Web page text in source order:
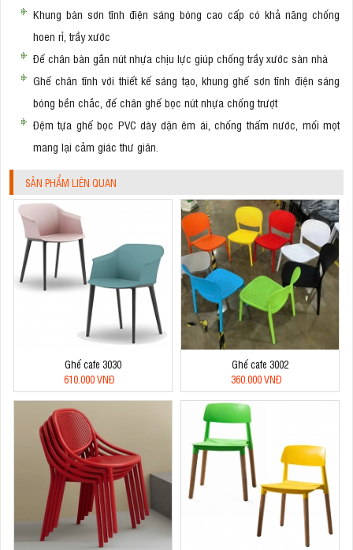
Khung bàn sơn tĩnh điện sáng bóng cao cấp có khả năng chống
hoen rỉ, trầy xước
Đế chân bàn gắn nút nhựa chịu lực giúp chống trầy xước sàn nhà
Ghế chân tĩnh với thiết kế sáng tạo, khung ghế sơn tĩnh điện sáng
bóng bền chắc, đế chân ghế bọc nút nhựa chống trượt
Đệm tựa ghế bọc PVC dày dặn êm ái, chống thấm nước, mối mọt
mang lại cảm giác thư giãn.
SẢN PHẨM LIÊN QUAN
Ghế cafe 3030
610.000 VNĐ
Ghế cafe 3002
360.000 VNĐ